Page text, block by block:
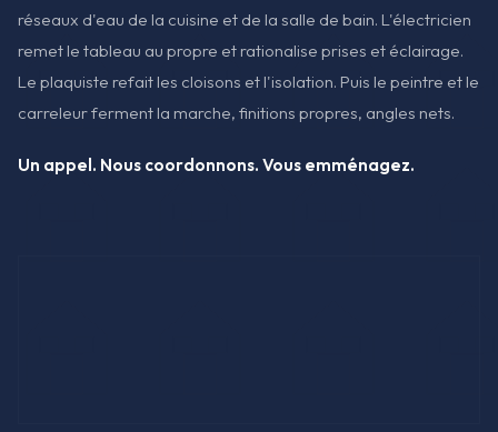
réseaux d'eau de la cuisine et de la salle de bain. L'électricien
remet le tableau au propre et rationalise prises et éclairage.
Le plaquiste refait les cloisons et l'isolation. Puis le peintre et le
carreleur ferment la marche, finitions propres, angles nets.
Un appel. Nous coordonnons. Vous emménagez.